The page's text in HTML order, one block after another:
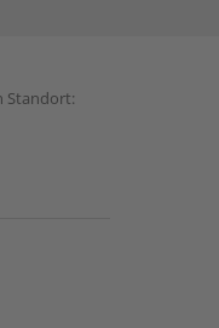
Standort: